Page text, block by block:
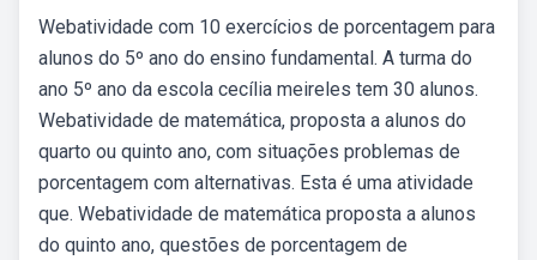
Webatividade com 10 exercícios de porcentagem para
alunos do 5º ano do ensino fundamental. A turma do
ano 5º ano da escola cecília meireles tem 30 alunos.
Webatividade de matemática, proposta a alunos do
quarto ou quinto ano, com situações problemas de
porcentagem com alternativas. Esta é uma atividade
que. Webatividade de matemática proposta a alunos
do quinto ano, questões de porcentagem de